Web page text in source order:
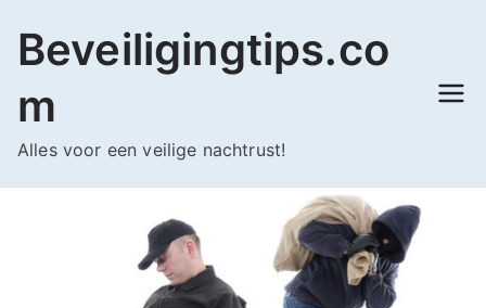
naar
inhoud
Beveiligingtips.co
m
Alles voor een veilige nachtrust!